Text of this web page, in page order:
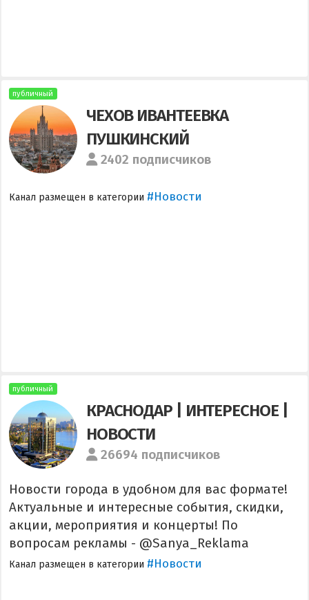
публичный
ЧЕХОВ ИВАНТЕЕВКА
ПУШКИНСКИЙ
2402 подписчиков
Канал размещен в категории #Новости
публичный
КРАСНОДАР | ИНТЕРЕСНОЕ |
НОВОСТИ
26694 подписчиков
Новости города в удобном для вас формате!
Актуальные и интересные события, скидки,
акции, мероприятия и концерты! По
вопросам рекламы - @Sanya_Reklama
Канал размещен в категории #Новости